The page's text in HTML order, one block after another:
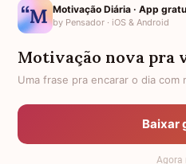
Nomes
Política de
Motivação Diária · App
by Pensador · iOS & Android
Motivação nova pra
Uma frase pra encarar o dia com
Baixar
Agora